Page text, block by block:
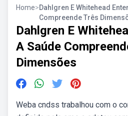
Home>Dahlgren E Whitehead
Compreende Três
Dahlgren E
A Saúde
Dimensões
Weba cndss trabalhou com o